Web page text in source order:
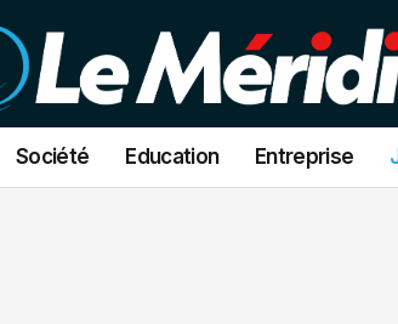
Société Education Entreprise